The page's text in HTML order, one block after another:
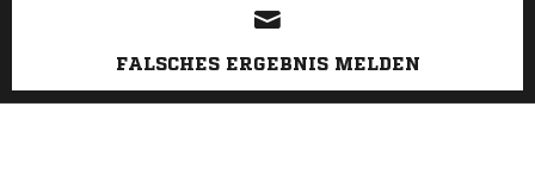
FALSCHES ERGEBNIS MELDEN